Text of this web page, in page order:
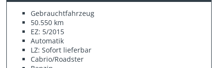
Gebrauchtfahrzeug
50.550 km
EZ: 5/2015
Automatik
LZ: Sofort lieferbar
Cabrio/Roadster